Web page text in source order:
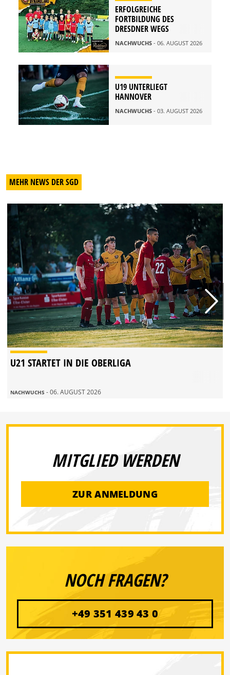
ERFOLGREICHE
FORTBILDUNG DES
DRESDNER WEGS
NACHWUCHS - 06. AUGUST 2026
U19 UNTERLIEGT
HANNOVER
NACHWUCHS - 03. AUGUST 2026
MEHR NEWS DER SGD
U21 STARTET IN DIE OBERLIGA
NACHWUCHS - 06. AUGUST 2026
MITGLIED WERDEN
ZUR ANMELDUNG
NOCH FRAGEN?
+49 351 439 43 0